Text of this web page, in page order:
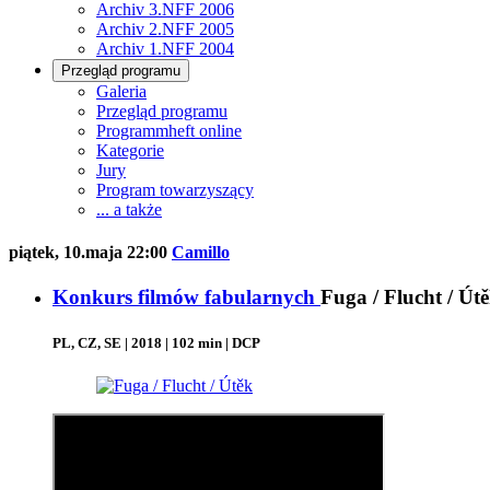
Archiv 3.NFF 2006
Archiv 2.NFF 2005
Archiv 1.NFF 2004
Przegląd programu
Galeria
Przegląd programu
Programmheft online
Kategorie
Jury
Program towarzyszący
... a także
piątek, 10.maja 22:00 Camillo
Konkurs filmów fabularnych Fuga / Flucht /
PL, CZ, SE | 2018 | 102 min | DCP